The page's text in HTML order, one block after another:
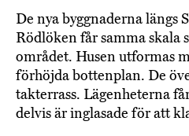
De nya byggnaderna längs
Rödlöken får samma skala
området. Husen utformas
förhöjda bottenplan. De
takterrass. Lägenheterna
delvis är inglasade för att